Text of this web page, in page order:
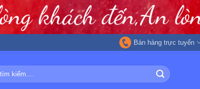
Bán hàng trực tuyến